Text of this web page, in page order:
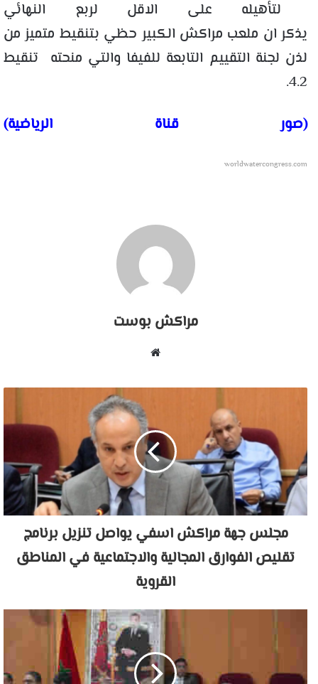
لتأهيله على الاقل لربع النهائي
يذكر ان ملعب مراكش الكبير حظي بتنقيط متميز من
لذن لجنة التقييم التابعة للفيفا والتي منحته تنقيط
4.2.
(صور قناة الرياضية)
worldwatercongress.com
مراكش بوست
مجلس جهة مراكش اسفي يواصل تنزيل برنامج
تقليص الفوارق المجالية والاجتماعية في المناطق
القروية